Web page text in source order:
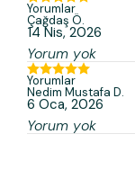
Yorumlar
Çağdaş Ö.
14 Nis, 2026
Yorum yok
Yorumlar
Nedim Mustafa D.
6 Oca, 2026
Yorum yok